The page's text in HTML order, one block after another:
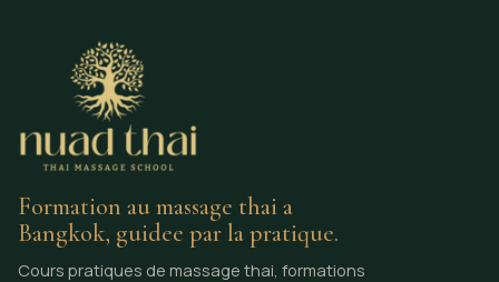
Formation au massage thai a
Bangkok, guidee par la pratique.
Cours pratiques de massage thai, formations